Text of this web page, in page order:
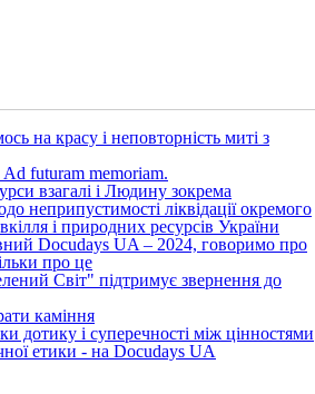
на красу і неповторність миті з
futuram memoriam.
взагалі і Людину зокрема
неприпустимості ліквідації окремого
і природних ресурсів України
Docudays UA – 2024, говоримо про
про це
Світ" підтримує звернення до
каміння
дотику і суперечності між цінностями
етики - на Docudays UA